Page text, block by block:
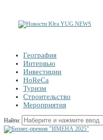
География
Интервью
Инвестиции
HoReCa
Туризм
Строительство
Мероприятия
Найти: